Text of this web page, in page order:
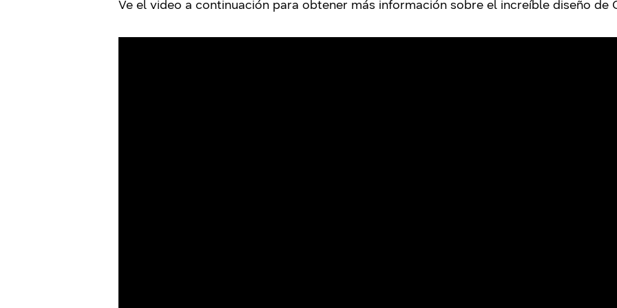
Ve el video a continuación para obtener más información sobre el increíble diseño de